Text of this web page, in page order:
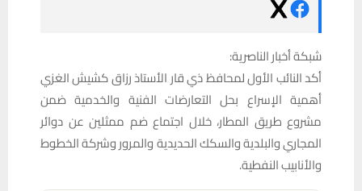
شبكة أخبار الناصرية:
أكد النائب الأول لمحافظ ذي قار الأستاذ رزاق كشيش الغزي
أهمية الإسراع بحل التعارضات الفنية والخدمية ضمن
مشروع طريق المطار، خلال اجتماع ضم ممثلين عن دوائر
المجاري والبلدية والسكك الحديدية والمرور وشركة الخطوط
والأنابيب النفطية.